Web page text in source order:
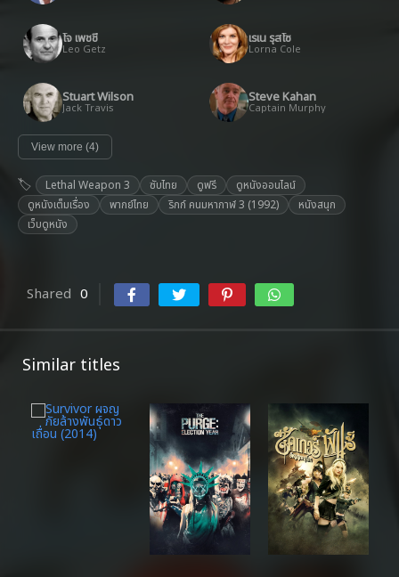
โจ เพชชี
Leo Getz
เรเน รุสโซ
Lorna Cole
Stuart Wilson
Jack Travis
Steve Kahan
Captain Murphy
View more (4)
Lethal Weapon 3 ซับไทย ดูฟรี
ดูหนังออนไลน์
ดูหนังเต็มเรื่อง
พากย์ไทย ริกก์ คนมหากาฬ 3 (1992)
หนังสนุก
เว็บดูหนัง
Shared 0
Similar titles